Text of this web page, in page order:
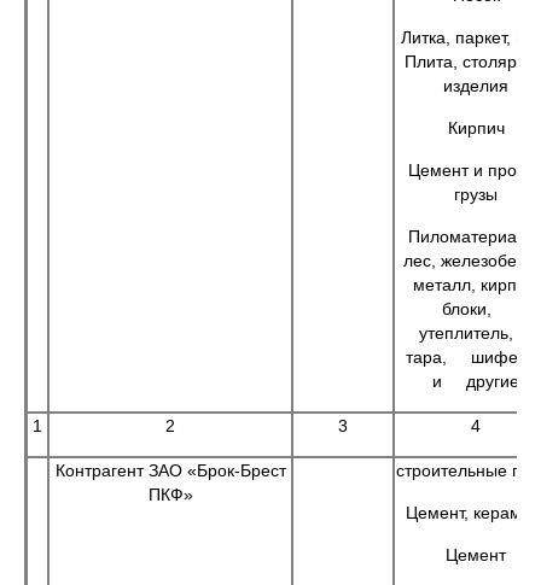
Литка, паркет,
Плита,
изделия
Кирпич
Цемент и
грузы
лес,
металл, кирпич,
блоки,
утеплитель,
тара,
и другие
1 2 3 4
Контрагент ЗАО «Брок-Брест
ПКФ»
строительные
Цемент,
Цемент